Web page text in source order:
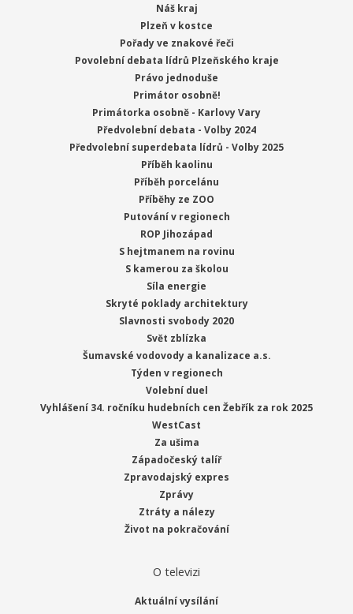
Náš kraj
Plzeň v kostce
Pořady ve znakové řeči
Povolební debata lídrů Plzeňského kraje
Právo jednoduše
Primátor osobně!
Primátorka osobně - Karlovy Vary
Předvolební debata - Volby 2024
Předvolební superdebata lídrů - Volby 2025
Příběh kaolinu
Příběh porcelánu
Příběhy ze ZOO
Putování v regionech
ROP Jihozápad
S hejtmanem na rovinu
S kamerou za školou
Síla energie
Skryté poklady architektury
Slavnosti svobody 2020
Svět zblízka
Šumavské vodovody a kanalizace a.s.
Týden v regionech
Volební duel
Vyhlášení 34. ročníku hudebních cen Žebřík za rok 2025
WestCast
Za ušima
Západočeský talíř
Zpravodajský expres
Zprávy
Ztráty a nálezy
Život na pokračování
O televizi
Aktuální vysílání